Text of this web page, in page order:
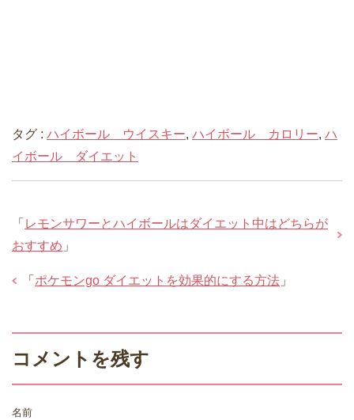
タグ : ハイボール ウイスキー, ハイボール カロリー, ハ
イボール ダイエット
「 レモンサワーとハイボールはダイエット中はどちらが
おすすめ 」
「 ポケモンgo ダイエットを効果的にする方法 」
コメントを残す
名前